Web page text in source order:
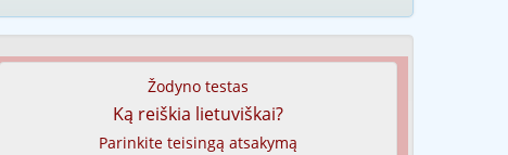
Žodyno testas
Ką reiškia lietuviškai?
Parinkite teisingą atsakymą